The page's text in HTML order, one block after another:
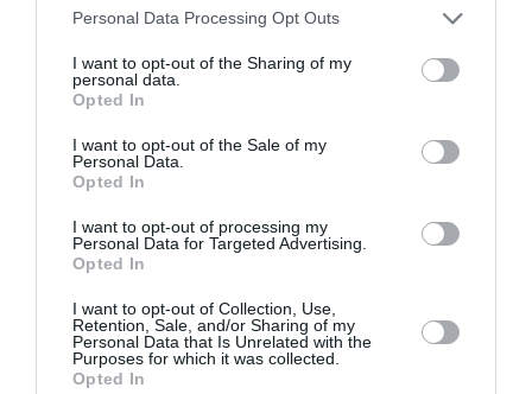
Personal Data Processing Opt Outs
I want to opt-out of the Sharing of my
personal data.
Opted In
I want to opt-out of the Sale of my
Personal Data.
Opted In
I want to opt-out of processing my
Personal Data for Targeted Advertising.
Opted In
I want to opt-out of Collection, Use,
Retention, Sale, and/or Sharing of my
Personal Data that Is Unrelated with the
Purposes for which it was collected.
Opted In
convivenza con il coniuge di nazionalita’ italiana
non e’ presumibile in base all’esistenza del
matrimonio e deve essere provata dall’espulso",
apprezzamento di fatto congruamente motivato,
ha ritenuto che nella specie non vi e’ stata
separazione giudiziale o consensuale –
circostanza incontroversa – e che la mancata
convivenza al momento dipende esclusivamente
da ragioni economiche". Sufficienti per non
determinare l’allontanamento dell’immigrato dal